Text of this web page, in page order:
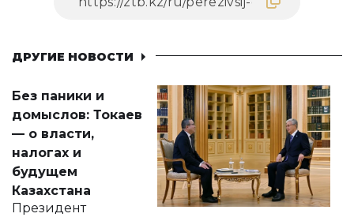
ДРУГИЕ НОВОСТИ
Без паники и
домыслов: Токаев
— о власти,
налогах и
будущем
Казахстана
Президент